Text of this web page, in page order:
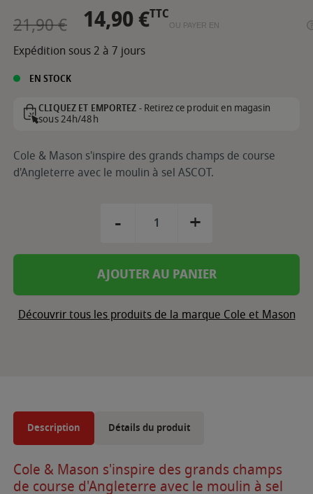
21,90 € 14,90 €TTC
OU PAYER EN
Expédition sous 2 à 7 jours
EN STOCK
CLIQUEZ ET EMPORTEZ -Retirez ce produit en magasin
sous 24h/48h
Cole & Mason s'inspire des grands champs de course
d'Angleterre avec le moulin à sel ASCOT.
- +
AJOUTER AU PANIER
Découvrir tous les produits de la marque Cole et Mason
Description Détails du produit
Cole & Mason s'inspire des grands champs
de course d'Angleterre avec le moulin à sel